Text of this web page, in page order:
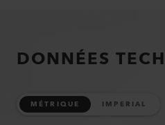
DONNÉES
MÉTRIQUE IMPERIAL